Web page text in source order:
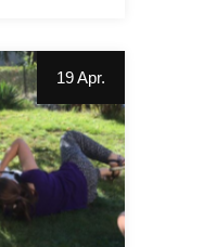
19 Apr.